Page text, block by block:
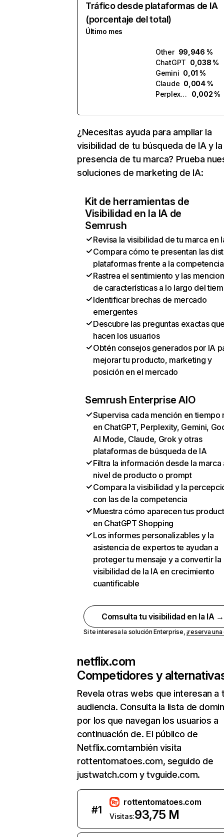
Tráfico desde plataformas de IA
(porcentaje del total)
Último mes
Other 99,946 %
ChatGPT 0,038 %
Gemini 0,01 %
Claude 0,004 %
Perplexity
0,002 %
¿Necesitas ayuda para ampliar la
visibilidad de tu búsqueda de IA y la
presencia de tu marca? Prueba
soluciones de marketing de IA:
Kit de herramientas de
Visibilidad en la IA de
Semrush
Revisa la visibilidad de tu marca en
Compara cómo te presentan las
plataformas frente a la competencia
Rastrea el sentimiento y las
de características a lo largo del
Identificar brechas de mercado
emergentes
Descubre las preguntas exactas
hacen los usuarios
Obtén consejos generados por IA
mejorar tu producto, marketing y
posición en el mercado
Semrush Enterprise AIO
Supervisa cada mención en tiempo
en ChatGPT, Perplexity, Gemini,
AI Mode, Claude, Grok y otras
plataformas de búsqueda de IA
Filtra la información desde la marca
nivel de producto o prompt
Compara la visibilidad y la
con las de la competencia
Muestra cómo aparecen tus
en ChatGPT Shopping
Los informes personalizables y la
asistencia de expertos te ayudan a
proteger tu mensaje y a convertir la
visibilidad de la IA en crecimiento
cuantificable
Comsulta tu visibilidad en la IA →
Si te interesa la solución Enterprise,¡reserva
netflix.com
Competidores y
Revela otras webs que interesan a
audiencia. Consulta la lista de
por los que navegan los usuarios a
continuación de. El público de
Netflix.comtambién visita
rottentomatoes.com, seguido de
justwatch.com y tvguide.com.
#1
rottentomatoes.com
Visitas:93,75 M